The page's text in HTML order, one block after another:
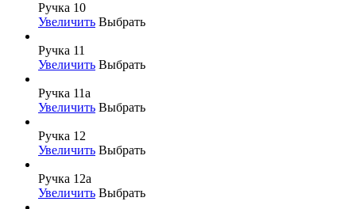
Ручка 10
Увеличить Выбрать
Ручка 11
Увеличить Выбрать
Ручка 11а
Увеличить Выбрать
Ручка 12
Увеличить Выбрать
Ручка 12а
Увеличить Выбрать